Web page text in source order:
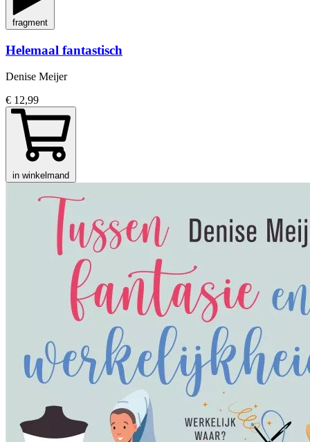
fragment
Helemaal fantastisch
Denise Meijer
€ 12,99
in winkelmand